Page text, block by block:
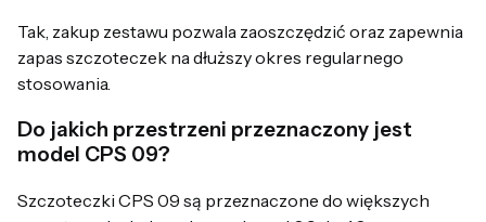
Tak, zakup zestawu pozwala zaoszczędzić oraz zapewnia
zapas szczoteczek na dłuższy okres regularnego
stosowania.
Do jakich przestrzeni przeznaczony jest
model CPS 09?
Szczoteczki CPS 09 są przeznaczone do większych